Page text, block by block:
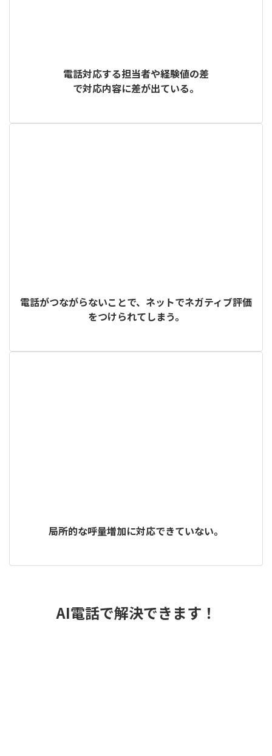
電話対応する担当者や経験値の差
で対応内容に差が出ている。
電話がつながらないことで、ネットでネガティブ評価
をつけられてしまう。
局所的な呼量増加に対応できていない。
AI電話で解決できます！